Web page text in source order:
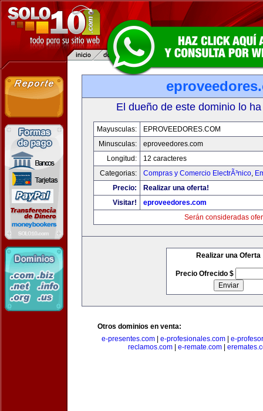
El dueño de este dominio lo
Mayusculas:
EPROVEEDORES.COM
Minusculas:
eproveedores.com
Longitud:
12 caracteres
Categorias:
Compras y Comercio ElectrÃ³nico,
Precio:
Realizar una oferta!
Visitar!
eproveedores.com
Serán consideradas
Realizar una Oferta
Precio Ofrecido $
Otros dominios en venta:
e-presentes.com
e-profesionales.com
e-
reclamos.com
e-remate.com